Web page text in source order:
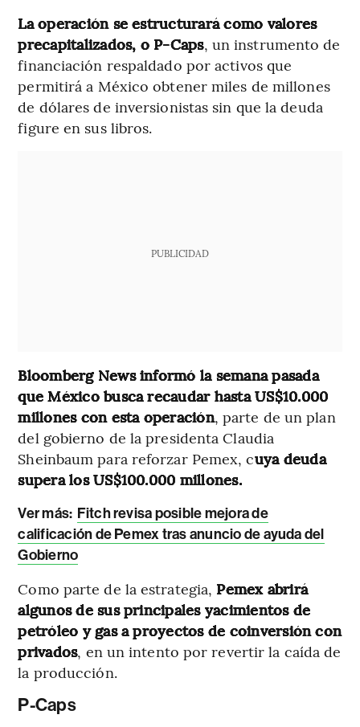
La operación se estructurará como valores
precapitalizados, o P-Caps, un instrumento de
financiación respaldado por activos que
permitirá a México obtener miles de millones
de dólares de inversionistas sin que la deuda
figure en sus libros.
PUBLICIDAD
Bloomberg News informó la semana pasada
que México busca recaudar hasta US$10.000
millones con esta operación, parte de un plan
del gobierno de la presidenta Claudia
Sheinbaum para reforzar Pemex, cuya deuda
supera los US$100.000 millones.
Ver más: Fitch revisa posible mejora de
calificación de Pemex tras anuncio de ayuda del
Gobierno
Como parte de la estrategia, Pemex abrirá
algunos de sus principales yacimientos de
petróleo y gas a proyectos de coinversión con
privados, en un intento por revertir la caída de
la producción.
P-Caps